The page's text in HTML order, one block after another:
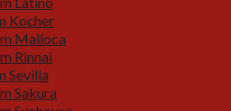
Kocher
Malloca
Rinnai
Sevilla
Sakura